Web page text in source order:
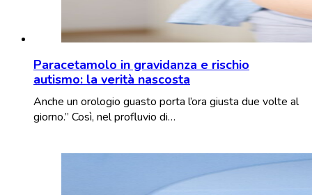
Paracetamolo in gravidanza e rischio
autismo: la verità nascosta
Anche un orologio guasto porta l’ora giusta due volte al
giorno.” Così, nel profluvio di…